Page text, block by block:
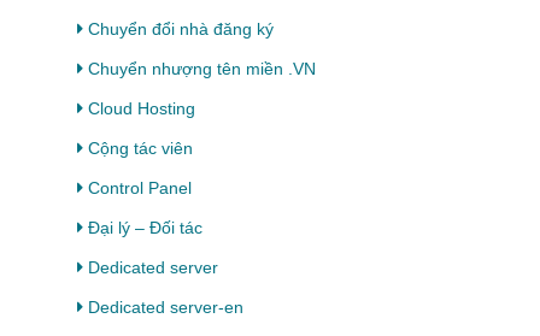
Chuyển đổi nhà đăng ký
Chuyển nhượng tên miền .VN
Cloud Hosting
Cộng tác viên
Control Panel
Đại lý – Đối tác
Dedicated server
Dedicated server-en